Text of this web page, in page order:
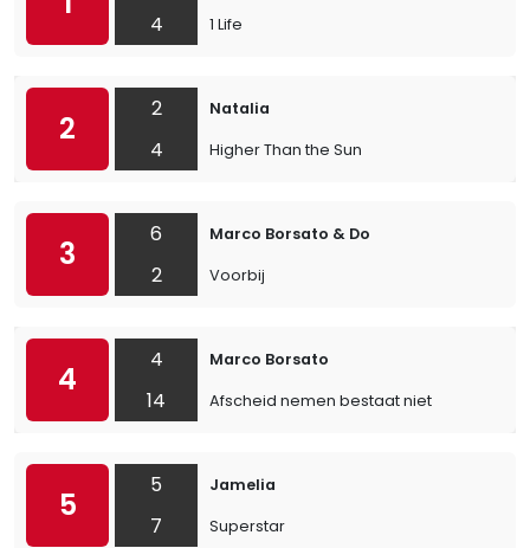
4
1 Life
2
2
4
Natalia
Higher Than the Sun
3
6
2
Marco Borsato & Do
Voorbij
4
4
14
Marco Borsato
Afscheid nemen bestaat niet
5
5
7
Jamelia
Superstar